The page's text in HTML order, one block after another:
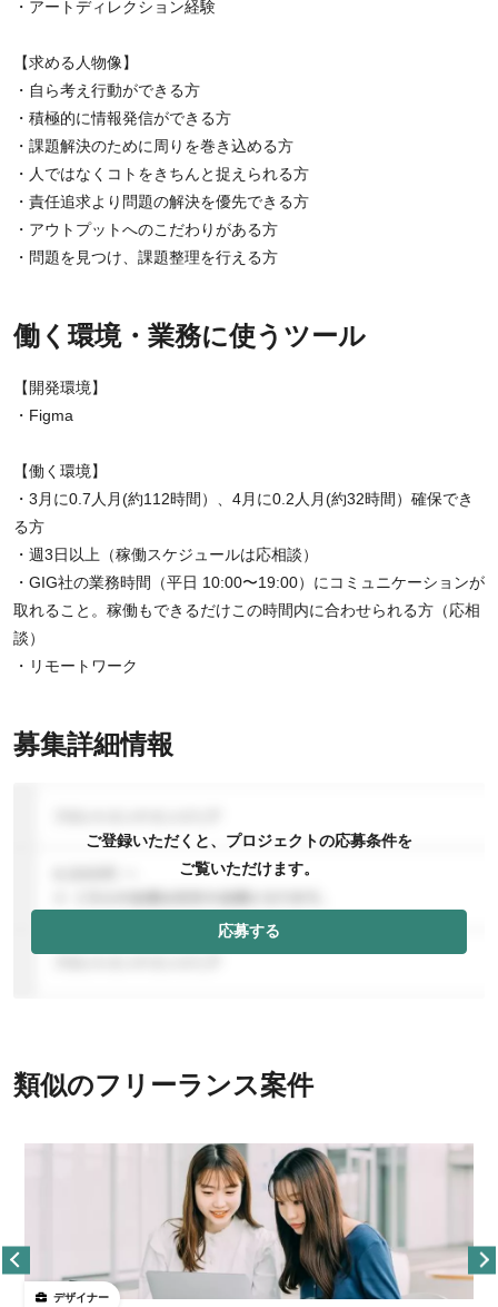
・アートディレクション経験
【求める人物像】
・自ら考え行動ができる方
・積極的に情報発信ができる方
・課題解決のために周りを巻き込める方
・人ではなくコトをきちんと捉えられる方
・責任追求より問題の解決を優先できる方
・アウトプットへのこだわりがある方
・問題を見つけ、課題整理を行える方
働く環境・業務に使うツール
【開発環境】
・Figma
【働く環境】
・3月に0.7人月(約112時間）、4月に0.2人月(約32時間）確保でき
る方
・週3日以上（稼働スケジュールは応相談）
・GIG社の業務時間（平日 10:00〜19:00）にコミュニケーションが
取れること。稼働もできるだけこの時間内に合わせられる方（応相
談）
・リモートワーク
募集詳細情報
ご登録いただくと、プロジェクトの応募条件を
ご覧いただけます。
応募する
類似のフリーランス案件
デザイナー